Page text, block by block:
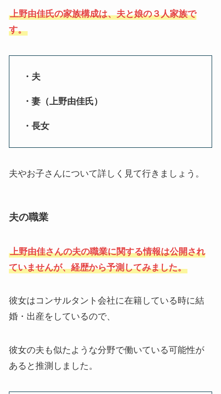
上野由佳氏の家族構成は、夫と娘の３人家族で
す。
・夫
・妻（上野由佳氏）
・長女
夫やお子さんについて詳しく見て行きましょう。
夫の職業
上野由佳さんの夫の職業に関する情報は公開され
ていませんが、経歴から予測してみました。
彼女はコンサルタント会社に在籍している時に結
婚・出産をしているので、
彼女の夫も似たような分野で働いている可能性が
あると推測しました。